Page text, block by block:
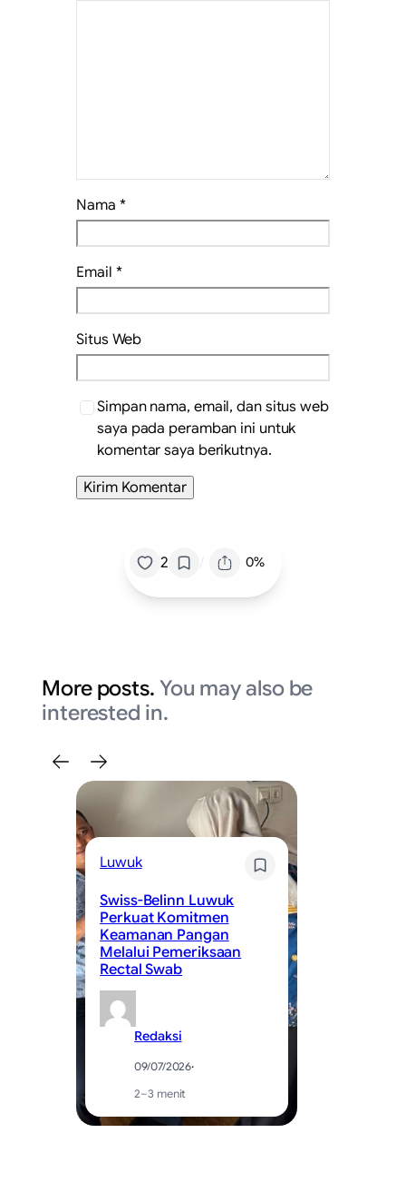
Nama *
Email *
Situs Web
Simpan nama, email, dan situs web
saya pada peramban ini untuk
komentar saya berikutnya.
2 / 0%
More posts. You may also be
interested in.
Luwuk
Swiss-Belinn Luwuk
Perkuat Komitmen
Keamanan Pangan
Melalui Pemeriksaan
Rectal Swab
Redaksi
09/07/2026·
2–3 menit